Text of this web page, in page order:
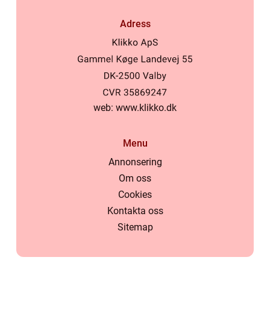
Adress
web: www.klikko.dk
Menu
Annonsering
Om oss
Cookies
Kontakta oss
Sitemap